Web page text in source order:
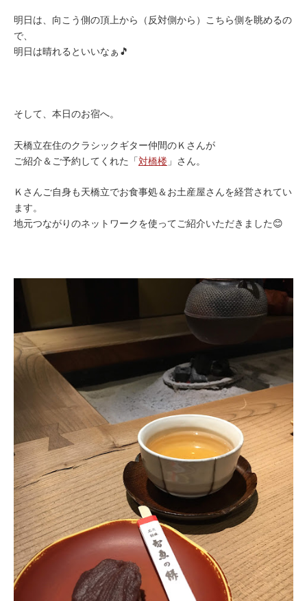
明日は、向こう側の頂上から（反対側から）こちら側を眺めるの
で、
明日は晴れるといいなぁ🎵
そして、本日のお宿へ。
天橋立在住のクラシックギター仲間のＫさんが
ご紹介＆ご予約してくれた「対橋楼 」さん。
Ｋさんご自身も天橋立でお食事処＆お土産屋さんを経営されてい
ます。
地元つながりのネットワークを使ってご紹介いただきました😊